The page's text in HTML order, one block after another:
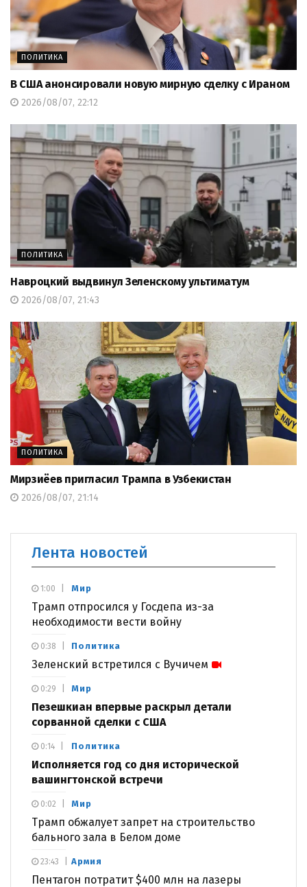
ПОЛИТИКА
В США анонсировали новую мирную сделку с Ираном
2026/08/07, 22:12
ПОЛИТИКА
Навроцкий выдвинул Зеленскому ультиматум
2026/08/07, 21:43
ПОЛИТИКА
Мирзиёев пригласил Трампа в Узбекистан
2026/08/07, 21:14
Лента новостей
Мир
Трамп отпросился у Госдепа из-за
необходимости вести войну
1:00
Политика
Зеленский встретился с Вучичем
0:38
Мир
Пезешкиан впервые раскрыл детали
сорванной сделки с США
0:29
Политика
Исполняется год со дня исторической
вашингтонской встречи
0:14
Мир
Трамп обжалует запрет на строительство
бального зала в Белом доме
0:02
Армия
Пентагон потратит $400 млн на лазеры
23:43